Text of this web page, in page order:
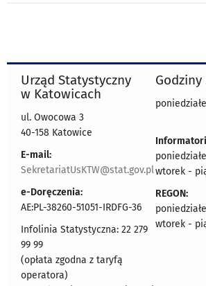
Urząd Statystyczny
w Katowicach
ul. Owocowa 3
40-158 Katowice
E-mail:
SekretariatUsKTW@stat.gov.pl
e-Doręczenia:
AE:PL-38260-51051-IRDFG-36
Infolinia Statystyczna: 22 279
99 99
(opłata zgodna z taryfą
operatora)
Godziny
wtorek -
REGON:
wtorek -